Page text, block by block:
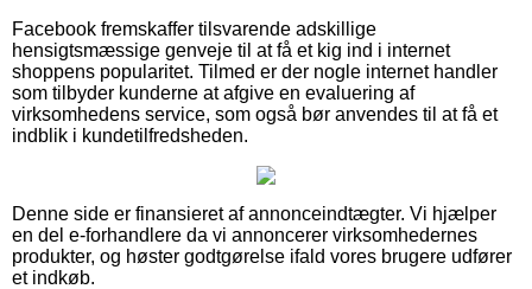
Facebook fremskaffer tilsvarende adskillige
hensigtsmæssige genveje til at få et kig ind i internet
shoppens popularitet. Tilmed er der nogle internet handler
som tilbyder kunderne at afgive en evaluering af
virksomhedens service, som også bør anvendes til at få et
indblik i kundetilfredsheden.
Denne side er finansieret af annonceindtægter. Vi hjælper
en del e-forhandlere da vi annoncerer virksomhedernes
produkter, og høster godtgørelse ifald vores brugere udfører
et indkøb.